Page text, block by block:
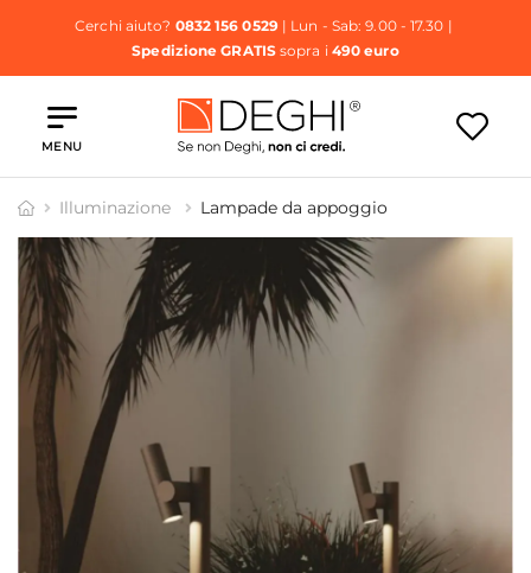
Cerchi aiuto? 0832 156 0529| Lun - Sab: 9.00 - 17.30 |
Spedizione GRATISsopra i 490 euro
MENU
Illuminazione Lampade da appoggio